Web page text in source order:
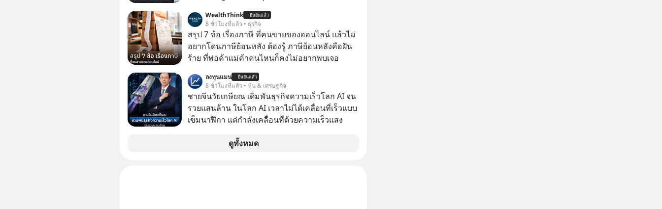
WealthThink ยืนยันแล้ว
8 ชั่วโมงที่แล้ว • ธุรกิจ
สรุป 7 ข้อ เรื่องภาษี ที่คนขายของออนไลน์ แล้วไม่
อยากโดนภาษีย้อนหลัง ต้องรู้ ภาษีย้อนหลังคือฝัน
ร้าย ที่พ่อค้าแม่ค้าคนไหนก็คงไม่อยากพบเจอ
ลงทุนแมน ยืนยันแล้ว
8 ชั่วโมงที่แล้ว • หุ้น & เศรษฐกิจ
ชายจีนวัยเกษียณ เดิมพันธุรกิจความเร็วโลก AI จน
รวยแสนล้าน ในโลก AI เวลาไม่ได้เคลื่อนที่เร็วแบบ
เข็มนาฬิกา แต่กำลังเคลื่อนที่ด้วยความเร็วแสง
ดูทั้งหมด